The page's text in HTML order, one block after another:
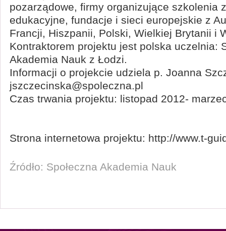
pozarządowe, firmy organizujące szkolenia
edukacyjne, fundacje i sieci europejskie z
Francji, Hiszpanii, Polski, Wielkiej Brytanii i
Kontraktorem projektu jest polska uczelnia:
Akademia Nauk z Łodzi.
Informacji o projekcie udziela p. Joanna
jszczecinska@spoleczna.pl
Czas trwania projektu: listopad 2012-
Strona internetowa projektu: http://www.t-
Źródło: Społeczna Akademia Nauk